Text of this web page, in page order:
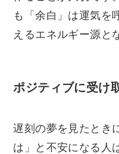
も「余白」は運気を
えるエネルギー源と
ポジティブに受け
遅刻の夢を見たとき
は」と不安になる人